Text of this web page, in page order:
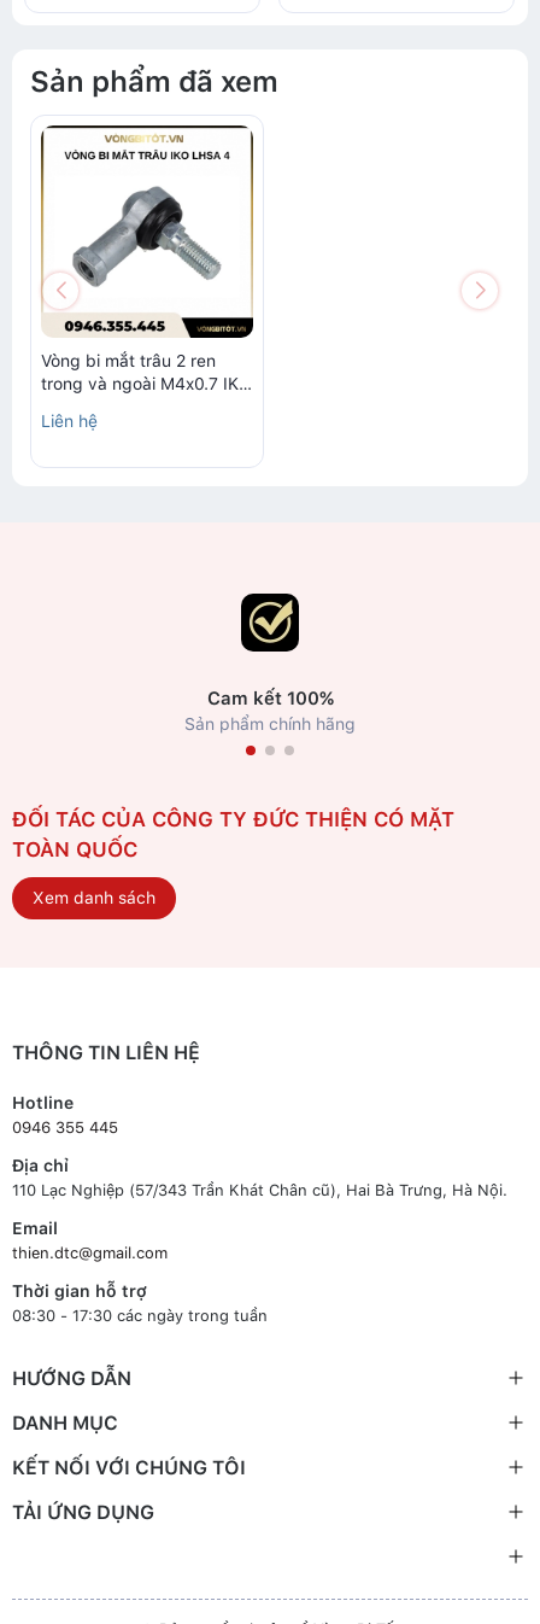
Sản phẩm đã xem
Vòng bi mắt trâu 2 ren
trong và ngoài M4x0.7 IKO
Liên hệ
Cam kết 100%
Sản phẩm chính hãng
ĐỐI TÁC CỦA CÔNG TY ĐỨC THIỆN CÓ MẶT
TOÀN QUỐC
Xem danh sách
THÔNG TIN LIÊN HỆ
Hotline
0946 355 445
Địa chỉ
110 Lạc Nghiệp (57/343 Trần Khát Chân cũ), Hai Bà Trưng, Hà Nội.
Email
thien.dtc@gmail.com
Thời gian hỗ trợ
08:30 - 17:30 các ngày trong tuần
HƯỚNG DẪN
DANH MỤC
KẾT NỐI VỚI CHÚNG TÔI
TẢI ỨNG DỤNG